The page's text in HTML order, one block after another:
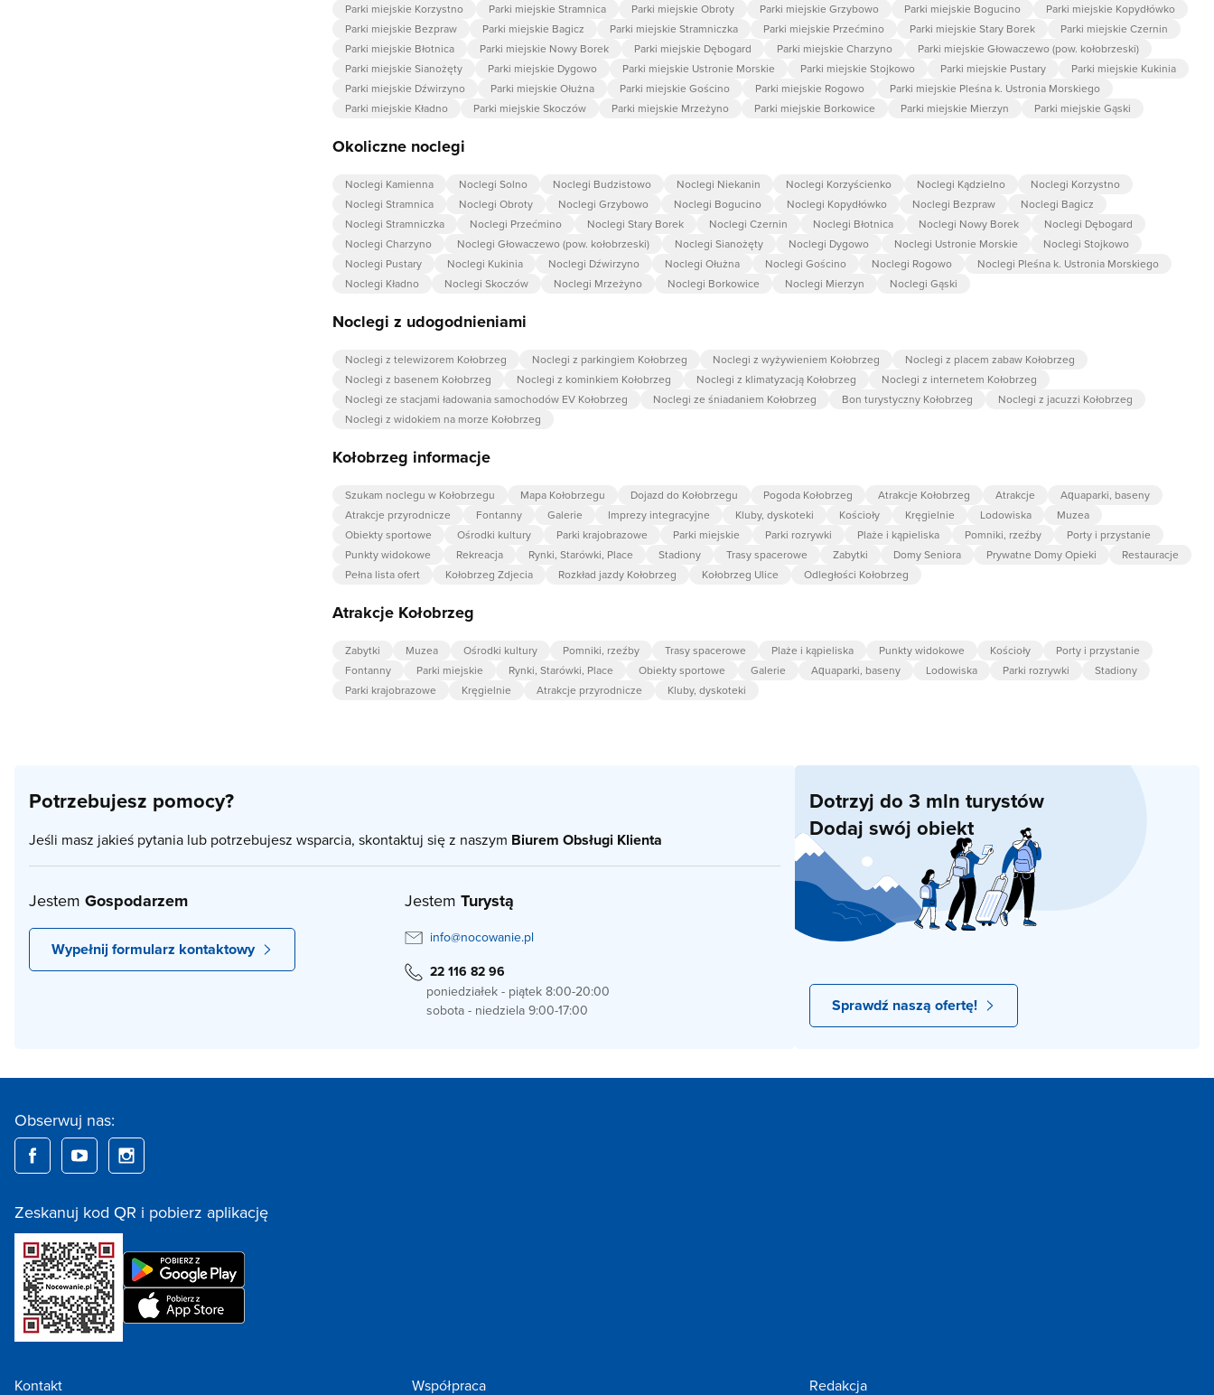
Parki miejskie Korzystno
Parki miejskie Stramnica Parki miejskie Obroty Parki miejskie Grzybowo Parki miejskie Bogucino
Parki miejskie Kopydłówko
Parki miejskie Bezpraw
Parki miejskie Bagicz Parki miejskie Stramniczka Parki miejskie Przećmino Parki miejskie Stary Borek
Parki miejskie Czernin
Parki miejskie Błotnica
Parki miejskie Nowy Borek Parki miejskie Dębogard Parki miejskie Charzyno
Parki miejskie Głowaczewo (pow. kołobrzeski)
Parki miejskie Sianożęty
Parki miejskie Dygowo Parki miejskie Ustronie Morskie Parki miejskie Stojkowo Parki miejskie Pustary
Parki miejskie Kukinia
Parki miejskie Dźwirzyno
Parki miejskie Ołużna Parki miejskie Gościno Parki miejskie Rogowo
Parki miejskie Pleśna k. Ustronia Morskiego
Parki miejskie Kładno
Parki miejskie Skoczów Parki miejskie Mrzeżyno Parki miejskie Borkowice Parki miejskie Mierzyn Parki miejskie Gąski
Okoliczne noclegi
Noclegi Kamienna Noclegi Solno Noclegi Budzistowo Noclegi Niekanin Noclegi Korzyścienko Noclegi Kądzielno
Noclegi Korzystno
Noclegi Stramnica
Noclegi Obroty Noclegi Grzybowo Noclegi Bogucino Noclegi Kopydłówko Noclegi Bezpraw
Noclegi Bagicz
Noclegi Stramniczka
Noclegi Przećmino Noclegi Stary Borek Noclegi Czernin Noclegi Błotnica Noclegi Nowy Borek
Noclegi Dębogard
Noclegi Charzyno
Noclegi Głowaczewo (pow. kołobrzeski) Noclegi Sianożęty Noclegi Dygowo Noclegi Ustronie Morskie
Noclegi Stojkowo
Noclegi Pustary
Noclegi Kukinia Noclegi Dźwirzyno Noclegi Ołużna Noclegi Gościno Noclegi Rogowo
Noclegi Pleśna k. Ustronia Morskiego
Noclegi Kładno
Noclegi Skoczów Noclegi Mrzeżyno Noclegi Borkowice Noclegi Mierzyn Noclegi Gąski
Noclegi z udogodnieniami
Noclegi z telewizorem Kołobrzeg Noclegi z parkingiem Kołobrzeg Noclegi z wyżywieniem Kołobrzeg
Noclegi z placem zabaw Kołobrzeg
Noclegi z basenem Kołobrzeg
Noclegi z kominkiem Kołobrzeg Noclegi z klimatyzacją Kołobrzeg
Noclegi z internetem Kołobrzeg
Noclegi ze stacjami ładowania samochodów EV Kołobrzeg
Noclegi ze śniadaniem Kołobrzeg Bon turystyczny Kołobrzeg
Noclegi z jacuzzi Kołobrzeg
Noclegi z widokiem na morze Kołobrzeg
Kołobrzeg informacje
Szukam noclegu w Kołobrzegu Mapa Kołobrzegu Dojazd do Kołobrzegu Pogoda Kołobrzeg Atrakcje Kołobrzeg Atrakcje
Aquaparki, baseny
Atrakcje przyrodnicze
Fontanny Galerie Imprezy integracyjne Kluby, dyskoteki Kościoły Kręgielnie Lodowiska
Muzea
Obiekty sportowe
Ośrodki kultury Parki krajobrazowe Parki miejskie Parki rozrywki Plaże i kąpieliska Pomniki, rzeźby
Porty i przystanie
Punkty widokowe
Rekreacja Rynki, Starówki, Place Stadiony Trasy spacerowe Zabytki Domy Seniora Prywatne Domy Opieki
Restauracje
Pełna lista ofert
Kołobrzeg Zdjecia Rozkład jazdy Kołobrzeg Kołobrzeg Ulice Odległości Kołobrzeg
Atrakcje Kołobrzeg
Zabytki Muzea Ośrodki kultury Pomniki, rzeźby Trasy spacerowe Plaże i kąpieliska Punkty widokowe Kościoły
Porty i przystanie
Fontanny
Parki miejskie Rynki, Starówki, Place Obiekty sportowe Galerie Aquaparki, baseny Lodowiska Parki rozrywki
Stadiony
Parki krajobrazowe
Kręgielnie Atrakcje przyrodnicze Kluby, dyskoteki
Potrzebujesz pomocy?
Jeśli masz jakieś pytania lub potrzebujesz wsparcia, skontaktuj się z naszym Biurem Obsługi Klienta
Jestem Gospodarzem
Wypełnij formularz kontaktowy
Jestem Turystą
info@nocowanie.pl
22 116 82 96
poniedziałek - piątek 8:00-20:00
sobota - niedziela 9:00-17:00
Dotrzyj do 3 mln turystów
Dodaj swój obiekt
Sprawdź naszą ofertę!
Obserwuj nas:
Zeskanuj kod QR i pobierz aplikację
Kontakt Współpraca Redakcja